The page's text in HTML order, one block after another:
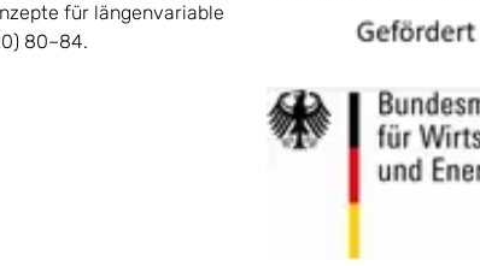
für längenvariable
80–84.